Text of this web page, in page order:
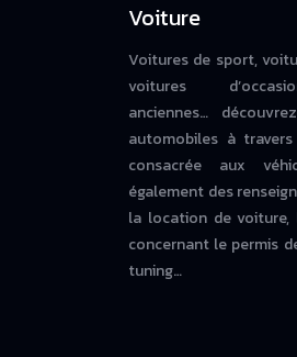
Voiture
Voitures de sport,
voitures
anciennes…
automobiles à
consacrée aux
également des
la location de voiture,
concernant le permis
tuning…